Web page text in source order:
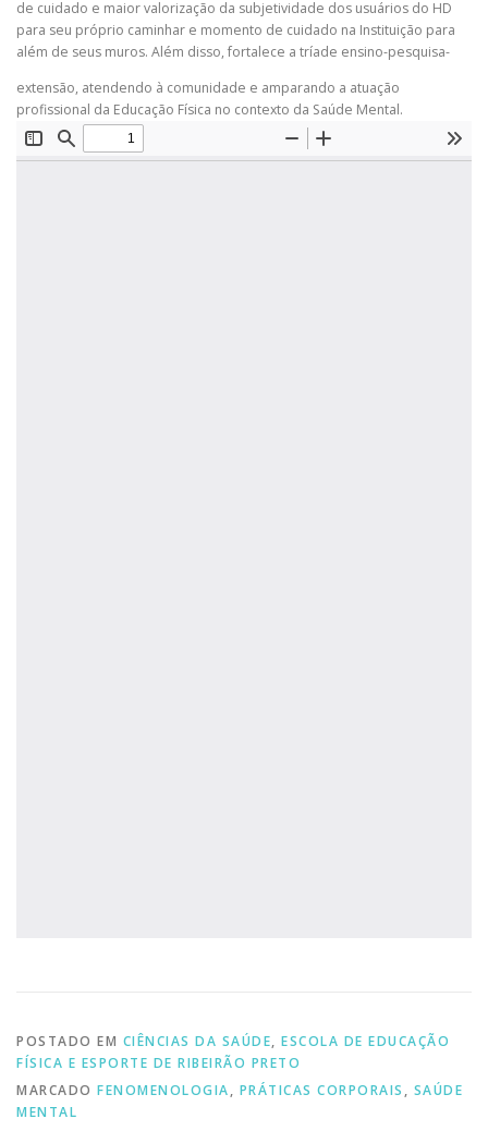
de cuidado e maior valorização da subjetividade dos usuários do HD
para seu próprio caminhar e momento de cuidado na Instituição para
além de seus muros. Além disso, fortalece a tríade ensino-pesquisa-
extensão, atendendo à comunidade e amparando a atuação
profissional da Educação Física no contexto da Saúde Mental.
POSTADO EM CIÊNCIAS DA SAÚDE, ESCOLA DE EDUCAÇÃO
FÍSICA E ESPORTE DE RIBEIRÃO PRETO
MARCADO FENOMENOLOGIA, PRÁTICAS CORPORAIS , SAÚDE
MENTAL